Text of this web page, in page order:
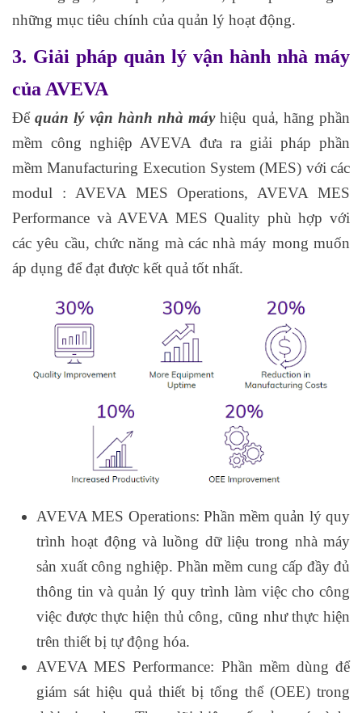
những mục tiêu chính của quản lý hoạt động.
3. Giải pháp quản lý vận hành nhà máy
của AVEVA
Đểquản lý vận hành nhà máyhiệu quả, hãng phần
mềm công nghiệp AVEVA đưa ra giải pháp phần
mềm Manufacturing Execution System (MES) với các
modul : AVEVA MES Operations, AVEVA MES
Performance và AVEVA MES Quality phù hợp với
các yêu cầu, chức năng mà các nhà máy mong muốn
áp dụng để đạt được kết quả tốt nhất.
AVEVA MES Operations: Phần mềm quản lý quy
trình hoạt động và luồng dữ liệu trong nhà máy
sản xuất công nghiệp. Phần mềm cung cấp đầy đủ
thông tin và quản lý quy trình làm việc cho công
việc được thực hiện thủ công, cũng như thực hiện
trên thiết bị tự động hóa.
AVEVA MES Performance: Phần mềm dùng để
giám sát hiệu quả thiết bị tổng thể (OEE) trong